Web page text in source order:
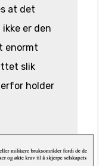
at det
er den
enormt
slik
holder